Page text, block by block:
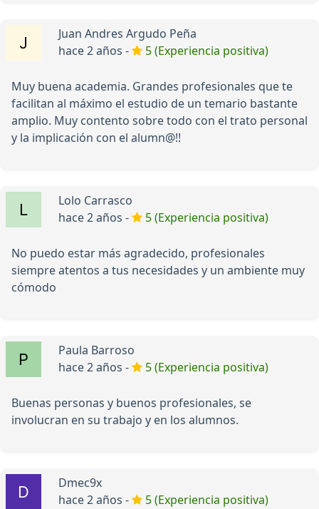
Juan Andres Argudo Peña
hace 2 años -
5 (Experiencia positiva)
Muy buena academia. Grandes profesionales que te
facilitan al máximo el estudio de un temario bastante
amplio. Muy contento sobre todo con el trato personal
y la implicación con el alumn@!!
Lolo Carrasco
hace 2 años -
5 (Experiencia positiva)
No puedo estar más agradecido, profesionales
siempre atentos a tus necesidades y un ambiente muy
cómodo
Paula Barroso
hace 2 años -
5 (Experiencia positiva)
Buenas personas y buenos profesionales, se
involucran en su trabajo y en los alumnos.
Dmec9x
hace 2 años -
5 (Experiencia positiva)